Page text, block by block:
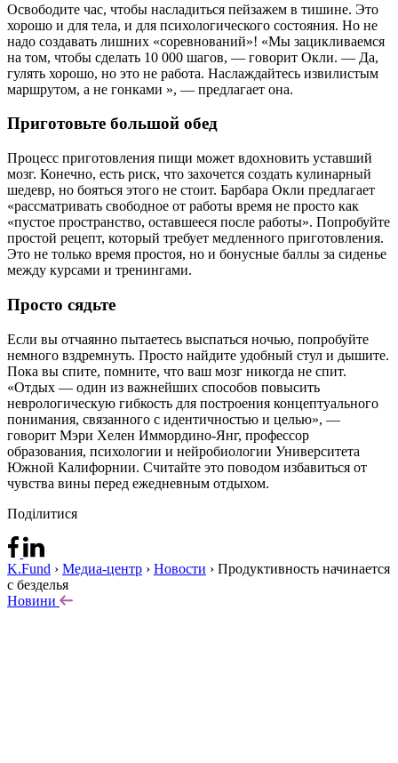
Освободите час, чтобы насладиться пейзажем в тишине. Это
хорошо и для тела, и для психологического состояния. Но не
надо создавать лишних «соревнований»! «Мы зацикливаемся
на том, чтобы сделать 10 000 шагов, — говорит Окли. — Да,
гулять хорошо, но это не работа. Наслаждайтесь извилистым
маршрутом, а не гонками », — предлагает она.
Приготовьте большой обед
Процесс приготовления пищи может вдохновить уставший
мозг. Конечно, есть риск, что захочется создать кулинарный
шедевр, но бояться этого не стоит. Барбара Окли предлагает
«рассматривать свободное от работы время не просто как
«пустое пространство, оставшееся после работы». Попробуйте
простой рецепт, который требует медленного приготовления.
Это не только время простоя, но и бонусные баллы за сиденье
между курсами и тренингами.
Просто сядьте
Если вы отчаянно пытаетесь выспаться ночью, попробуйте
немного вздремнуть. Просто найдите удобный стул и дышите.
Пока вы спите, помните, что ваш мозг никогда не спит.
«Отдых — один из важнейших способов повысить
неврологическую гибкость для построения концептуального
понимания, связанного с идентичностью и целью», —
говорит Мэри Хелен Иммордино-Янг, профессор
образования, психологии и нейробиологии Университета
Южной Калифорнии. Считайте это поводом избавиться от
чувства вины перед ежедневным отдыхом.
Поділитися
K.Fund › Медиа-центр › Новости › Продуктивность начинается
с безделья
Новини